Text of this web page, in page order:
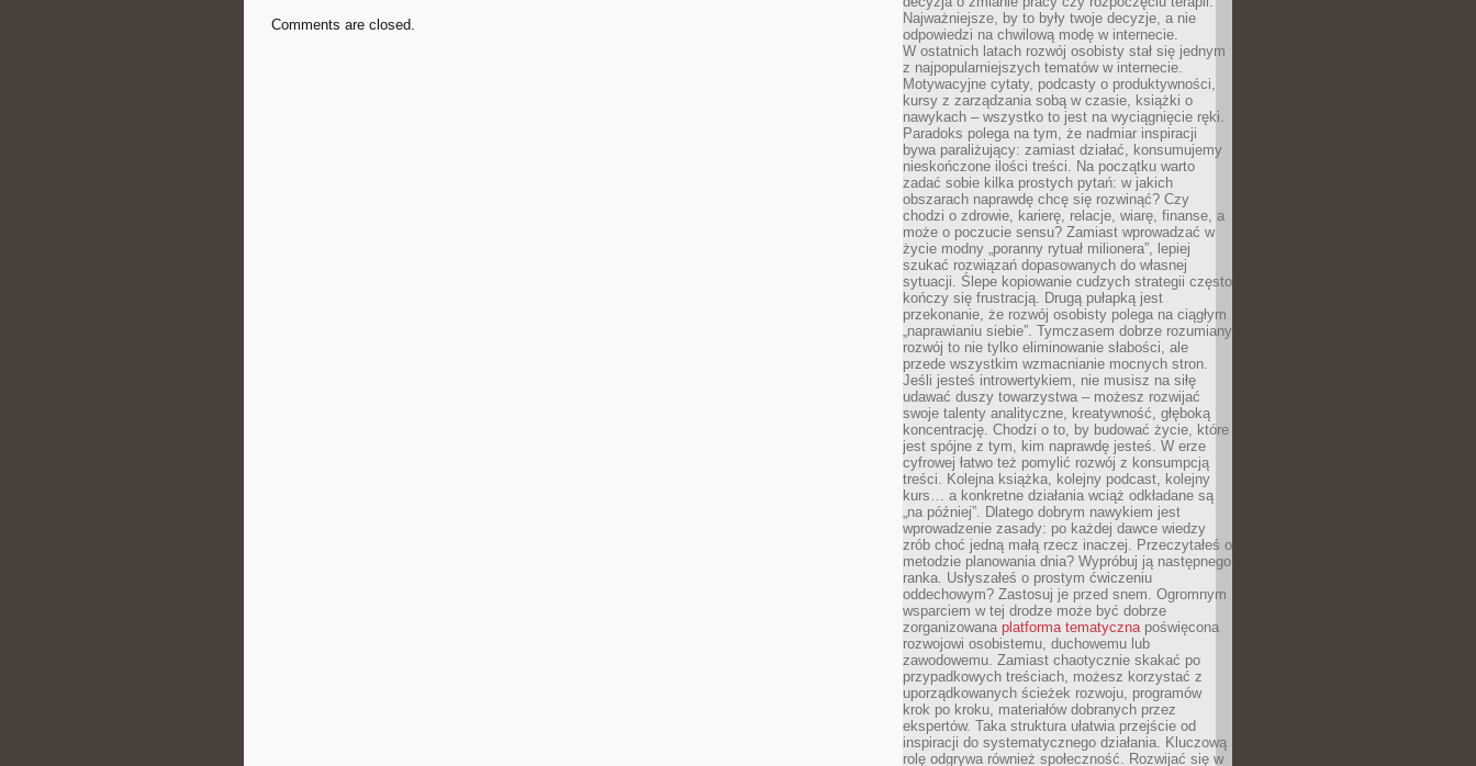
Comments are closed.
Najważniejsze, by to były twoje decyzje, a nie
odpowiedzi na chwilową modę w internecie.
W ostatnich latach rozwój osobisty stał się jednym
z najpopularniejszych tematów w internecie.
Motywacyjne cytaty, podcasty o produktywności,
kursy z zarządzania sobą w czasie, książki o
nawykach – wszystko to jest na wyciągnięcie ręki.
Paradoks polega na tym, że nadmiar inspiracji
bywa paraliżujący: zamiast działać, konsumujemy
nieskończone ilości treści. Na początku warto
zadać sobie kilka prostych pytań: w jakich
obszarach naprawdę chcę się rozwinąć? Czy
chodzi o zdrowie, karierę, relacje, wiarę, finanse, a
może o poczucie sensu? Zamiast wprowadzać w
życie modny „poranny rytuał milionera”, lepiej
szukać rozwiązań dopasowanych do własnej
sytuacji. Ślepe kopiowanie cudzych strategii często
kończy się frustracją. Drugą pułapką jest
przekonanie, że rozwój osobisty polega na ciągłym
„naprawianiu siebie”. Tymczasem dobrze rozumiany
rozwój to nie tylko eliminowanie słabości, ale
przede wszystkim wzmacnianie mocnych stron.
Jeśli jesteś introwertykiem, nie musisz na siłę
udawać duszy towarzystwa – możesz rozwijać
swoje talenty analityczne, kreatywność, głęboką
koncentrację. Chodzi o to, by budować życie, które
jest spójne z tym, kim naprawdę jesteś. W erze
cyfrowej łatwo też pomylić rozwój z konsumpcją
treści. Kolejna książka, kolejny podcast, kolejny
kurs… a konkretne działania wciąż odkładane są
„na później”. Dlatego dobrym nawykiem jest
wprowadzenie zasady: po każdej dawce wiedzy
zrób choć jedną małą rzecz inaczej. Przeczytałeś o
metodzie planowania dnia? Wypróbuj ją następnego
ranka. Usłyszałeś o prostym ćwiczeniu
oddechowym? Zastosuj je przed snem. Ogromnym
wsparciem w tej drodze może być dobrze
zorganizowana platforma tematycznapoświęcona
rozwojowi osobistemu, duchowemu lub
zawodowemu. Zamiast chaotycznie skakać po
przypadkowych treściach, możesz korzystać z
uporządkowanych ścieżek rozwoju, programów
krok po kroku, materiałów dobranych przez
ekspertów. Taka struktura ułatwia przejście od
inspiracji do systematycznego działania. Kluczową
rolę odgrywa również społeczność. Rozwijać się w